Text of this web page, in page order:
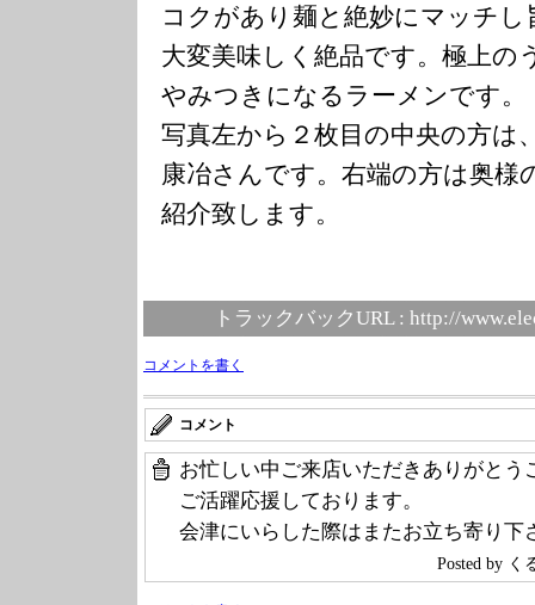
コクがあり麺と絶妙にマッチ
大変美味しく絶品です。極上の
やみつきになるラーメンです。
写真左から２枚目の中央の方は
康冶さんです。右端の方は奥様
紹介致します。
トラックバックURL : http://
コメントを書く
コメント
お忙しい中ご来店いただきありがとう
ご活躍応援しております。
会津にいらした際はまたお立ち寄り下
Posted by く